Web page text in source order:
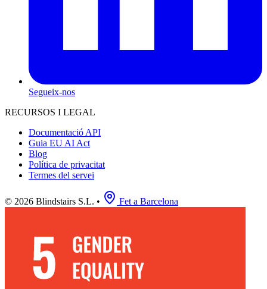
Segueix-nos
RECURSOS I LEGAL
Documentació API
Guia EU AI Act
Blog
Política de privacitat
Termes del servei
© 2026 Blindstairs S.L. • Fet a Barcelona